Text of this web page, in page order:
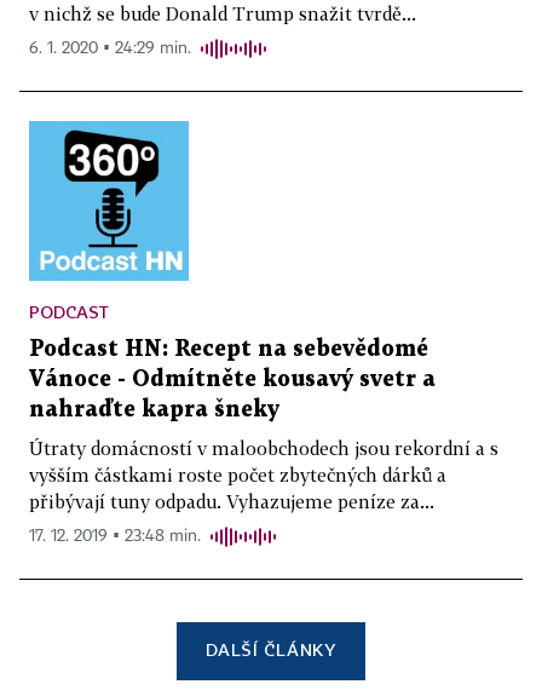
v nichž se bude Donald Trump snažit tvrdě...
6. 1. 2020 ▪ 24:29 min.
PODCAST
Podcast HN: Recept na sebevědomé
Vánoce - Odmítněte kousavý svetr a
nahraďte kapra šneky
Útraty domácností v maloobchodech jsou rekordní a s
vyšším částkami roste počet zbytečných dárků a
přibývají tuny odpadu. Vyhazujeme peníze za...
17. 12. 2019 ▪ 23:48 min.
DALŠÍ ČLÁNKY